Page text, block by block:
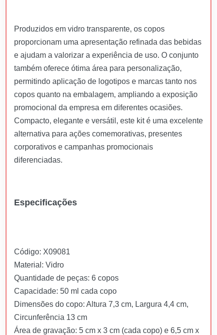
Produzidos em vidro transparente, os copos
proporcionam uma apresentação refinada das bebidas
e ajudam a valorizar a experiência de uso. O conjunto
também oferece ótima área para personalização,
permitindo aplicação de logotipos e marcas tanto nos
copos quanto na embalagem, ampliando a exposição
promocional da empresa em diferentes ocasiões.
Compacto, elegante e versátil, este kit é uma excelente
alternativa para ações comemorativas, presentes
corporativos e campanhas promocionais
diferenciadas.
Especificações
Código: X09081
Material: Vidro
Quantidade de peças: 6 copos
Capacidade: 50 ml cada copo
Dimensões do copo: Altura 7,3 cm, Largura 4,4 cm,
Circunferência 13 cm
Área de gravação: 5 cm x 3 cm (cada copo) e 6,5 cm x